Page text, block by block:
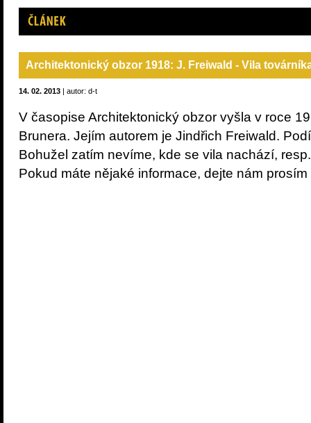
Článek
Architektonický obzor 1918: J. Freiwald - Vila
14. 02. 2013 | autor: d-t
V časopise Architektonický obzor vyšla v roce
Brunera. Jejím autorem je Jindřich Freiwald.
Bohužel zatím nevíme, kde se vila nachází,
Pokud máte nějaké informace, dejte nám prosím